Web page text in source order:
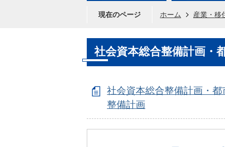
現在のページ ホーム 産業・移
社会資本総合整備計画・
社会資本総合整備計画・都
整備計画